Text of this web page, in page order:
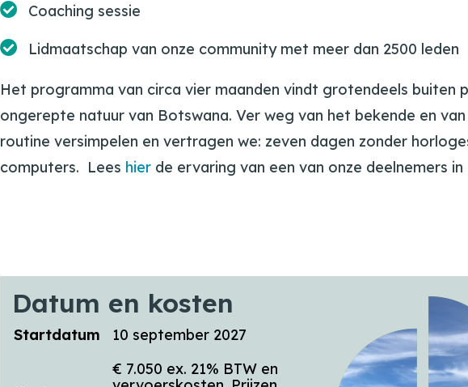
Coaching sessie
Lidmaatschap van onze community met meer dan 2500 leden
Het programma van circa vier maanden vindt grotendeels buiten
ongerepte natuur van Botswana. Ver weg van het bekende en
routine versimpelen en vertragen we: zeven dagen zonder
computers. Lees hier de ervaring van een van onze deelnemers
Datum en kosten
Startdatum 10 september 2027
€ 7.050 ex. 21% BTW en